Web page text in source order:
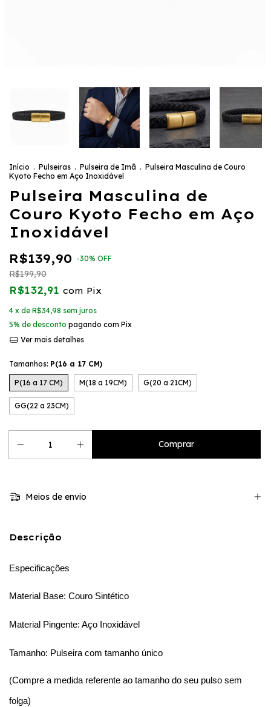
Início . Pulseiras . Pulseira de Imã . Pulseira Masculina de Couro
Kyoto Fecho em Aço Inoxidável
Pulseira Masculina de
Couro Kyoto Fecho em Aço
Inoxidável
R$139,90 -30% OFF
R$199,90
R$132,91 com Pix
4 x de R$34,98 sem juros
5% de desconto pagando com Pix
Ver mais detalhes
Tamanhos: P(16 a 17 CM)
P(16 a 17 CM) M(18 a 19CM) G(20 a 21CM)
GG(22 a 23CM)
Meios de envio
Descrição
Especificações
Material Base: Couro Sintético
Material Pingente: Aço Inoxidável
Tamanho: Pulseira com tamanho único
(Compre a medida referente ao tamanho do seu pulso sem
folga)